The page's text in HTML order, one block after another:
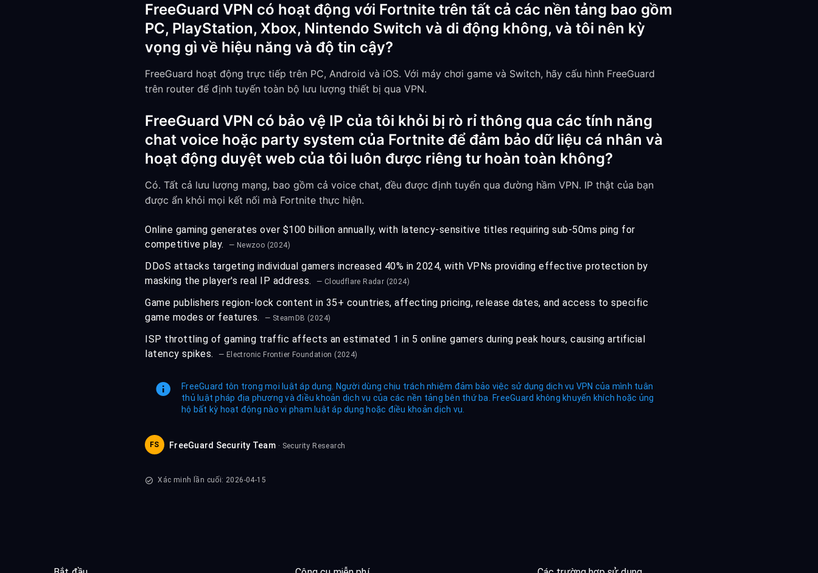
FreeGuard VPN có hoạt động với Fortnite trên tất cả các nền tảng bao gồm
PC, PlayStation, Xbox, Nintendo Switch và di động không, và tôi nên kỳ
vọng gì về hiệu năng và độ tin cậy?
FreeGuard hoạt động trực tiếp trên PC, Android và iOS. Với máy chơi game và Switch, hãy cấu hình FreeGuard
trên router để định tuyến toàn bộ lưu lượng thiết bị qua VPN.
FreeGuard VPN có bảo vệ IP của tôi khỏi bị rò rỉ thông qua các tính năng
chat voice hoặc party system của Fortnite để đảm bảo dữ liệu cá nhân và
hoạt động duyệt web của tôi luôn được riêng tư hoàn toàn không?
Có. Tất cả lưu lượng mạng, bao gồm cả voice chat, đều được định tuyến qua đường hầm VPN. IP thật của bạn
được ẩn khỏi mọi kết nối mà Fortnite thực hiện.
Online gaming generates over $100 billion annually, with latency-sensitive titles requiring sub-50ms ping for
competitive play.
— Newzoo (2024)
DDoS attacks targeting individual gamers increased 40% in 2024, with VPNs providing effective protection by
masking the player's real IP address.
— Cloudflare Radar (2024)
Game publishers region-lock content in 35+ countries, affecting pricing, release dates, and access to specific
game modes or features.
— SteamDB (2024)
ISP throttling of gaming traffic affects an estimated 1 in 5 online gamers during peak hours, causing artificial
latency spikes.
— Electronic Frontier Foundation (2024)
FreeGuard tôn trọng mọi luật áp dụng. Người dùng chịu trách nhiệm đảm bảo việc sử dụng dịch vụ VPN của mình tuân
thủ luật pháp địa phương và điều khoản dịch vụ của các nền tảng bên thứ ba. FreeGuard không khuyến khích hoặc ủng
hộ bất kỳ hoạt động nào vi phạm luật áp dụng hoặc điều khoản dịch vụ.
FS FreeGuard Security Team · Security Research
Xác minh lần cuối: 2026-04-15